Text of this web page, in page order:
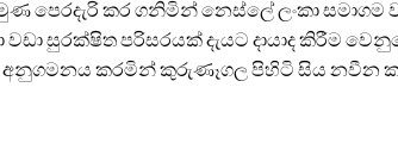
කර ගනිමින් නෙස්ලේ ලංකා සමාගම
සුරක්ෂිත පරිසරයක් දැයට දායාද කිරීම
අනුගමනය කරමින් කුරුණෑගල පිහිටි සිය නවීන